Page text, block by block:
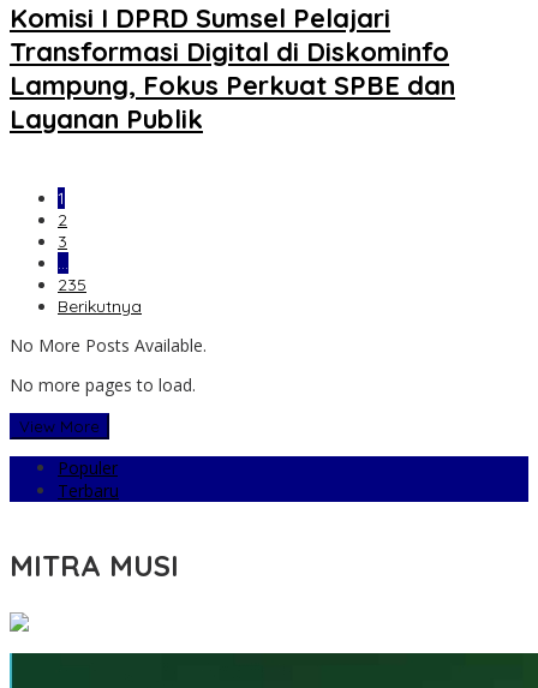
Komisi I DPRD Sumsel Pelajari
Transformasi Digital di Diskominfo
Lampung, Fokus Perkuat SPBE dan
Layanan Publik
1
2
3
…
235
Berikutnya
No More Posts Available.
No more pages to load.
View More
Populer
Terbaru
MITRA MUSI